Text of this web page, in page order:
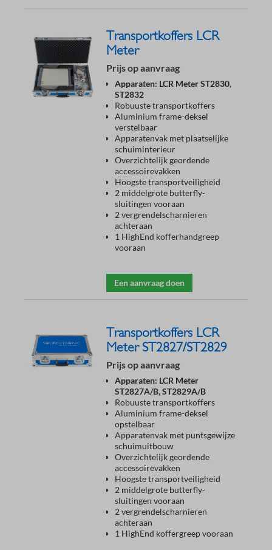
Transportkoffers LCR
Meter
Prijs op aanvraag
Apparaten: LCR Meter ST2830,
ST2832
Robuuste transportkoffers
Aluminium frame-deksel
verstelbaar
Apparatenvak met plaatselijke
schuiminterieur
Overzichtelijk geordende
accessoirevakken
Hoogste transportveiligheid
2 middelgrote butterfly-
sluitingen vooraan
2 vergrendelscharnieren
achteraan
1 HighEnd kofferhandgreep
vooraan
Een aanvraag doen
Transportkoffers LCR
Meter ST2827/ST2829
Prijs op aanvraag
Apparaten: LCR Meter
ST2827A/B, ST2829A/B
Robuuste transportkoffers
Aluminium frame-deksel
opstelbaar
Apparatenvak met puntsgewijze
schuimuitbouw
Overzichtelijk geordende
accessoirevakken
Hoogste transportveiligheid
2 middelgrote butterfly-
sluitingen vooraan
2 vergrendelscharnieren
achteraan
1 HighEnd koffergreep vooraan